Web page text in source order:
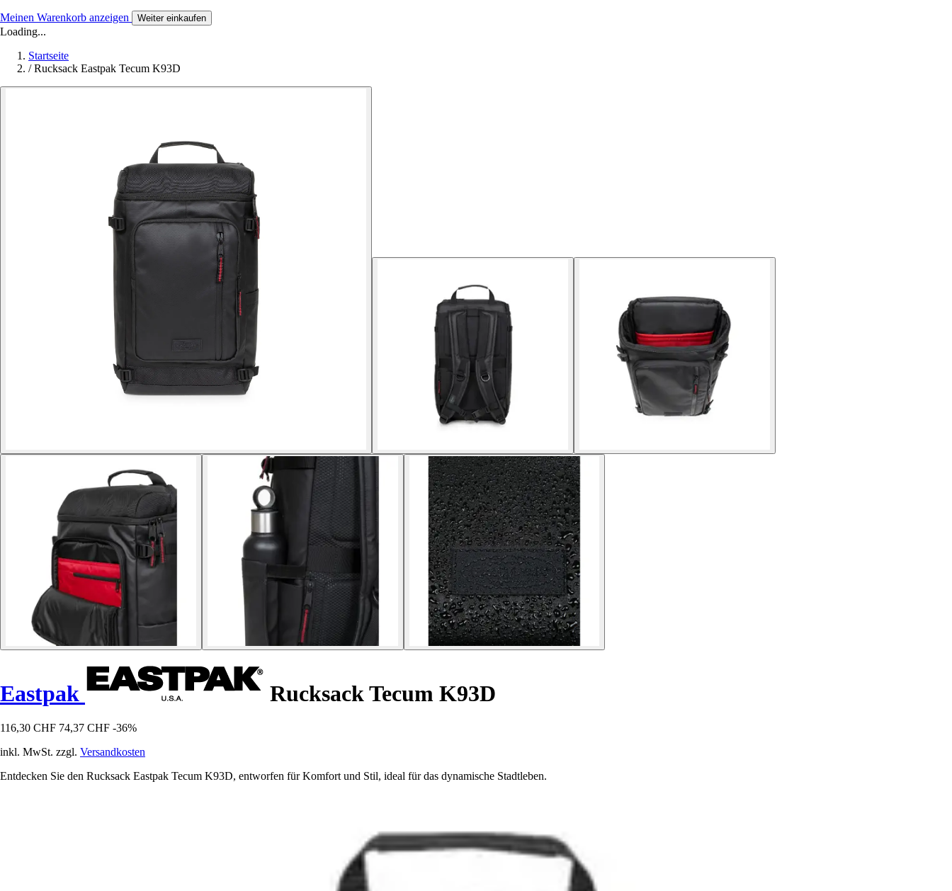
Meinen Warenkorb anzeigen Weiter einkaufen
Loading...
Startseite
/ Rucksack Eastpak Tecum K93D
Eastpak Rucksack Tecum K93D
116,30 CHF 74,37 CHF -36%
inkl. MwSt. zzgl. Versandkosten
Entdecken Sie den Rucksack Eastpak Tecum K93D, entworfen für Komfort und Stil, ideal für das dynamische Stadtleben.